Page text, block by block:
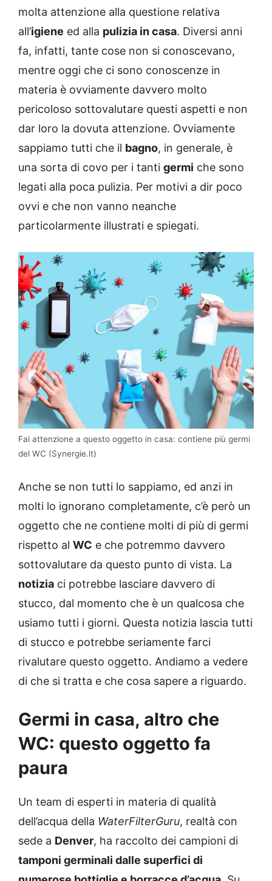
molta attenzione alla questione relativa
all’igiene ed alla pulizia in casa. Diversi anni
fa, infatti, tante cose non si conoscevano,
mentre oggi che ci sono conoscenze in
materia è ovviamente davvero molto
pericoloso sottovalutare questi aspetti e non
dar loro la dovuta attenzione. Ovviamente
sappiamo tutti che il bagno, in generale, è
una sorta di covo per i tanti germi che sono
legati alla poca pulizia. Per motivi a dir poco
ovvi e che non vanno neanche
particolarmente illustrati e spiegati.
Fai attenzione a questo oggetto in casa: contiene più germi
del WC (Synergie.it)
Anche se non tutti lo sappiamo, ed anzi in
molti lo ignorano completamente, c’è però un
oggetto che ne contiene molti di più di germi
rispetto al WC e che potremmo davvero
sottovalutare da questo punto di vista. La
notizia ci potrebbe lasciare davvero di
stucco, dal momento che è un qualcosa che
usiamo tutti i giorni. Questa notizia lascia tutti
di stucco e potrebbe seriamente farci
rivalutare questo oggetto. Andiamo a vedere
di che si tratta e che cosa sapere a riguardo.
Germi in casa, altro che
WC: questo oggetto fa
paura
Un team di esperti in materia di qualità
dell’acqua della WaterFilterGuru, realtà con
sede a Denver, ha raccolto dei campioni di
tamponi germinali dalle superfici di